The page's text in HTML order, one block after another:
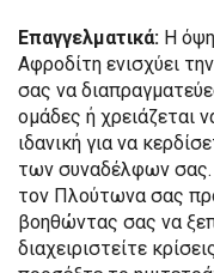
Επαγγελματικά: Η
Αφροδίτη ενισχύει
σας να
ομάδες ή χρειάζεται
ιδανική για να
των συναδέλφων
τον Πλούτωνα σας
βοηθώντας σας να
διαχειριστείτε